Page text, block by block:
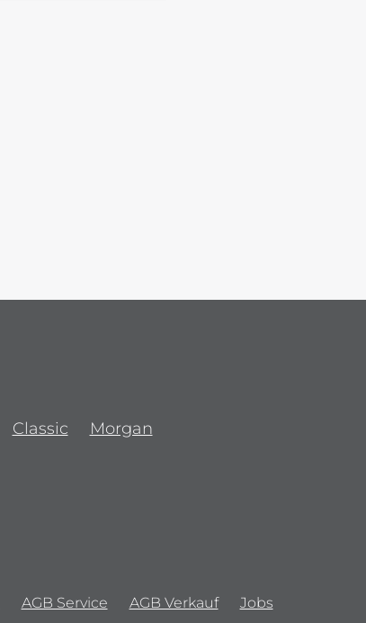
Classic Morgan
AGB Service AGB Verkauf Jobs